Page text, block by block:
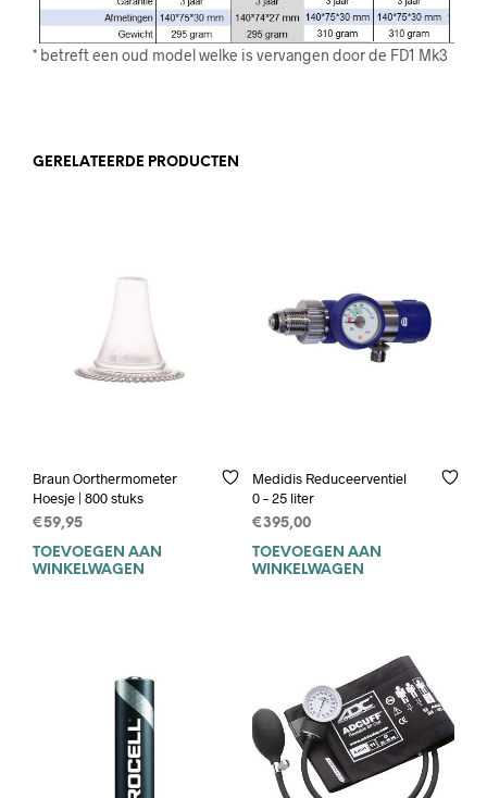
* betreft een oud model welke is vervangen door de FD1 Mk3
GERELATEERDE PRODUCTEN
Braun Oorthermometer
Hoesje | 800 stuks
€59,95
TOEVOEGEN AAN
WINKELWAGEN
Medidis Reduceerventiel
0 – 25 liter
€395,00
TOEVOEGEN AAN
WINKELWAGEN